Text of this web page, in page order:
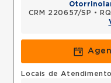
CRM 220657/SP •
Locais de Atendimento